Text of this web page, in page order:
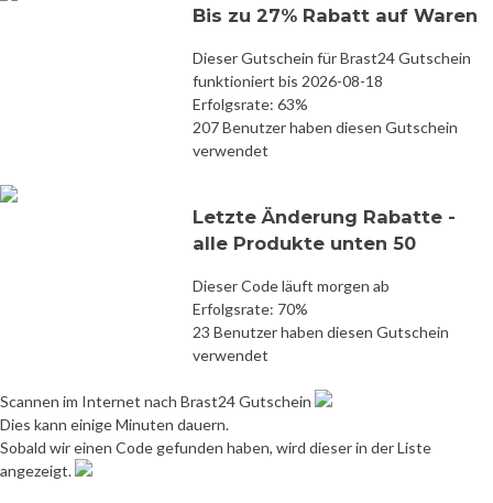
Bis zu 27% Rabatt auf Waren
Dieser Gutschein für Brast24 Gutschein
funktioniert bis 2026-08-18
Erfolgsrate: 63%
207 Benutzer haben diesen Gutschein
verwendet
Letzte Änderung Rabatte -
alle Produkte unten 50
Dieser Code läuft morgen ab
Erfolgsrate: 70%
23 Benutzer haben diesen Gutschein
verwendet
Scannen im Internet nach Brast24 Gutschein
Dies kann einige Minuten dauern.
Sobald wir einen Code gefunden haben, wird dieser in der Liste
angezeigt.